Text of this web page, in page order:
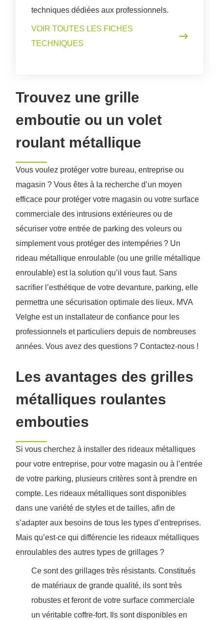
Trouvez une grille
emboutie ou un volet
roulant métallique
Vous voulez protéger votre bureau, entreprise ou
magasin ? Vous êtes à la recherche d’un moyen
efficace pour protéger votre magasin ou votre surface
commerciale des intrusions extérieures ou de
sécuriser votre entrée de parking des voleurs ou
simplement vous protéger des intempéries ? Un
rideau métallique enroulable (ou une grille métallique
enroulable) est la solution qu’il vous faut. Sans
sacrifier l’esthétique de votre devanture, parking, elle
permettra une sécurisation optimale des lieux. MVA
Velghe est un installateur de confiance pour les
professionnels et particuliers depuis de nombreuses
années. Vous avez des questions ? Contactez-nous !
Les avantages des grilles
métalliques roulantes
embouties
Si vous cherchez à installer des rideaux métalliques
pour votre entreprise, pour votre magasin ou à l’entrée
de votre parking, plusieurs critères sont à prendre en
compte. Les rideaux métalliques sont disponibles
dans une variété de styles et de tailles, afin de
s’adapter aux besoins de tous les types d’entreprises.
Mais qu’est-ce qui différencie les rideaux métalliques
enroulables des autres types de grillages ?
Ce sont des grillages très résistants. Constitués
de matériaux de grande qualité, ils sont très
robustes et feront de votre surface commerciale
un véritable coffre-fort. Ils sont disponibles en
techniques dédiées aux professionnels.
VOIR TOUTES LES FICHES
TECHNIQUES